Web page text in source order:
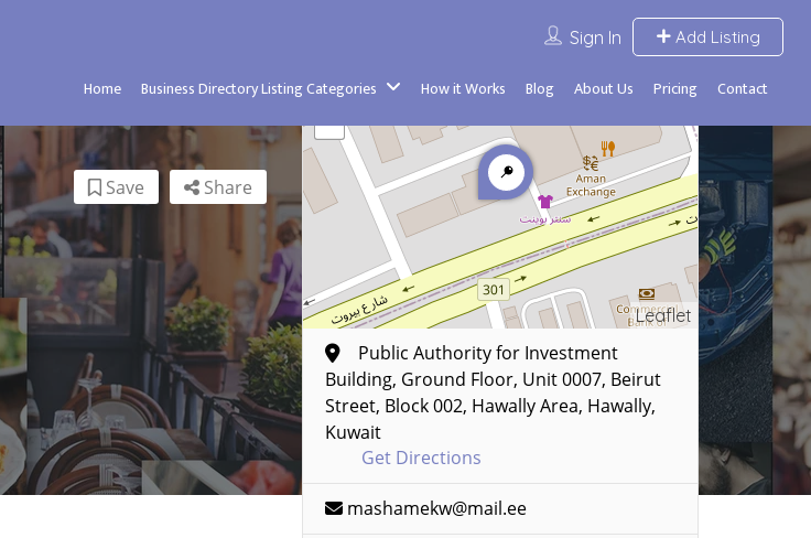
Sign In Add Listing
Home Business Directory Listing Categories How it Works Blog About Us Pricing Contact
Share
Save
Leaflet
Public Authority for Investment
Building, Ground Floor, Unit 0007, Beirut
Street, Block 002, Hawally Area, Hawally,
Kuwait
Get Directions
mashamekw@mail.ee